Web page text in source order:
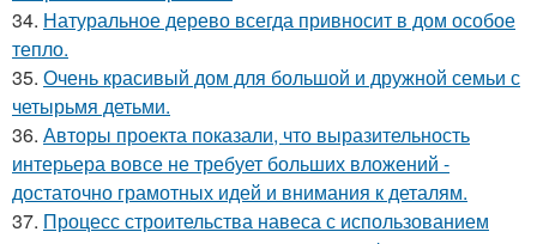
34. Натуральное дерево всегда привносит в дом особое
тепло.
35. Очень красивый дом для большой и дружной семьи с
четырьмя детьми.
36. Авторы проекта показали, что выразительность
интерьера вовсе не требует больших вложений -
достаточно грамотных идей и внимания к деталям.
37. Процесс строительства навеса с использованием